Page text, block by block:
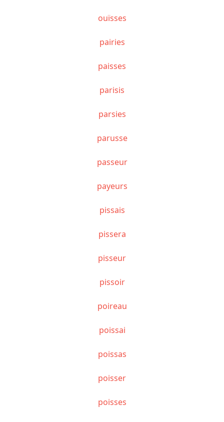
ouïsses
pairies
paisses
parisis
parsies
parusse
passeur
payeurs
pissais
pissera
pisseur
pissoir
poireau
poissai
poissas
poisser
poisses